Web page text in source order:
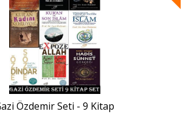
Özdemir Seti - 9 Kitap